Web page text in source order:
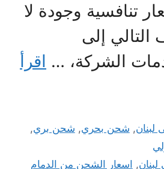
تنافسية وجودة لا
إلى
الشركة، … اقرأ
, شحن بحري, شحن بري,
, اسعار الشحن من الدمام